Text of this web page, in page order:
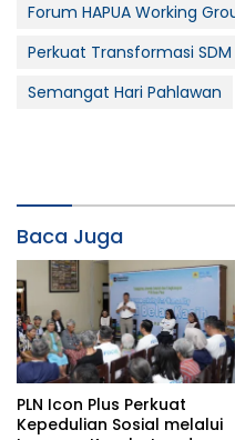
Forum HAPUA Working
Perkuat Transformasi SDM
Semangat Hari Pahlawan
Baca Juga
PLN Icon Plus Perkuat
Kepedulian Sosial melalui